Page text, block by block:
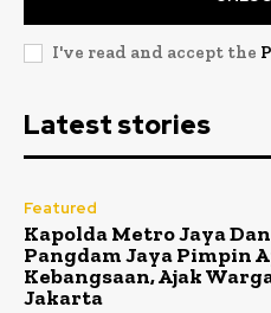
I've read and accept the
Latest stories
Featured
Kapolda Metro Jaya Dan
Pangdam Jaya Pimpin
Kebangsaan, Ajak
Jakarta